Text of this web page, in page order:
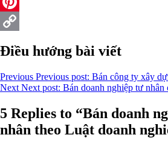
Pinterest
Điều hướng bài viết
Previous Previous post: Bán công ty xây
Next Next post: Bán doanh nghiệp tư nhân
5 Replies to “Bán doanh
nhân theo Luật doanh